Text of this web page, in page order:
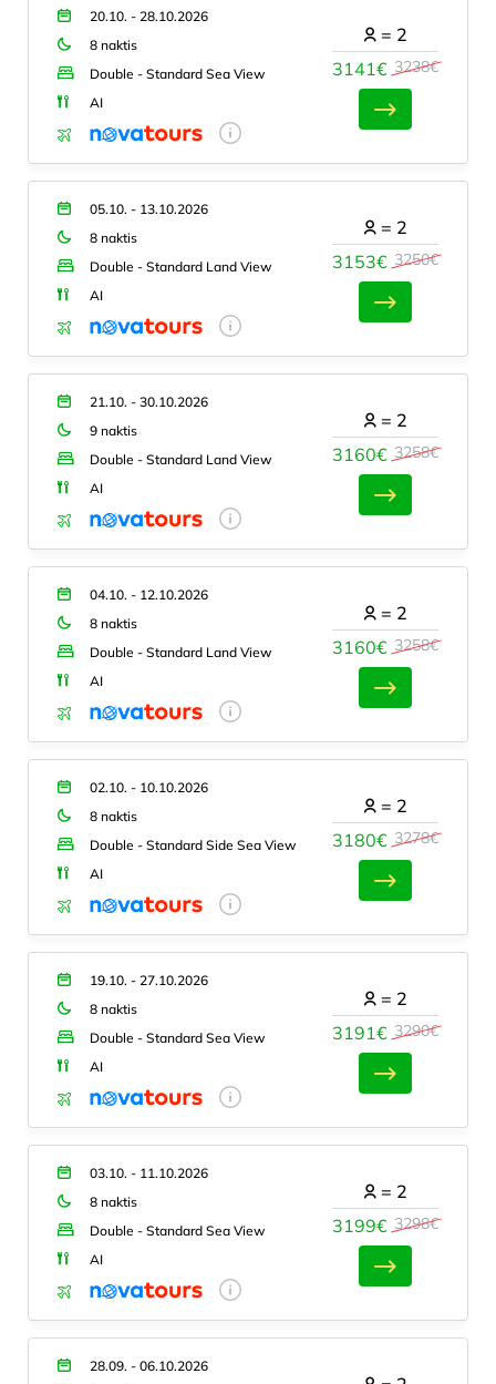
20.10. - 28.10.2026
8 naktis
Double - Standard Sea View
AI
3141€ 3238€
= 2
05.10. - 13.10.2026
8 naktis
Double - Standard Land View
AI
3153€ 3250€
= 2
21.10. - 30.10.2026
9 naktis
Double - Standard Land View
AI
3160€ 3258€
= 2
04.10. - 12.10.2026
8 naktis
Double - Standard Land View
AI
3160€ 3258€
= 2
02.10. - 10.10.2026
8 naktis
Double - Standard Side Sea View
AI
3180€ 3278€
= 2
19.10. - 27.10.2026
8 naktis
Double - Standard Sea View
AI
3191€ 3290€
= 2
03.10. - 11.10.2026
8 naktis
Double - Standard Sea View
AI
3199€ 3298€
= 2
28.09. - 06.10.2026